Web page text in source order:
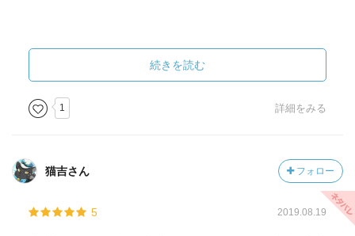
続きを読む
1 詳細をみる
猫吉さん フォロー
5 2019.08.19